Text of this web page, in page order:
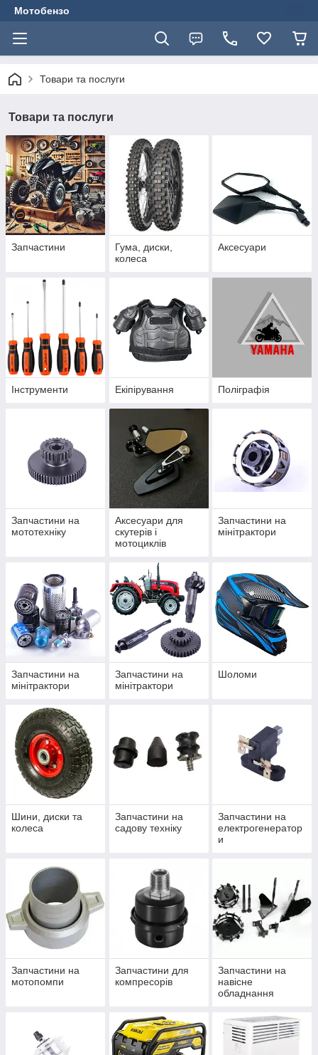
Мотобензо
Товари та послуги
Товари та послуги
Запчастини
Гума, диски,
колеса
Аксесуари
Інструменти Екіпірування Поліграфія
Запчастини на
мототехніку
Аксесуари для
скутерів і
мотоциклів
Запчастини на
мінітрактори
Запчастини на
мінітрактори
Запчастини на
мінітрактори
Шоломи
Шини, диски та
колеса
Запчастини на
садову техніку
Запчастини на
електрогенератор
и
Запчастини на
мотопомпи
Запчастини для
компресорів
Запчастини на
навісне
обладнання